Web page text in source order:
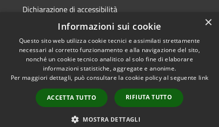
Dichiarazione di accessibilità
Accessibilità
Privacy
Mappa del sito
Obiettivi di accessibilità
Copyright © 2026 • Città di
Montecchio Maggiore •
Powered byMunicipium •
Accesso redazione
×
Informazioni sui cookie
Questo sito web utilizza cookie tecnici e assimilati strettamente
necessari al corretto funzionamento e alla navigazione del sito,
nonché un cookie tecnico analitico al solo fine di elaborare
informazioni statistiche, aggregate e anonime.
Per maggiori dettagli, può consultare la cookie policy al seguente link
ACCETTA TUTTO RIFIUTA TUTTO
MOSTRA DETTAGLI